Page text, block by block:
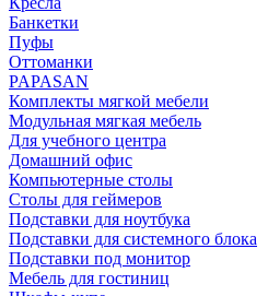
Банкетки
Пуфы
Оттоманки
PAPASAN
Комплекты мягкой мебели
Модульная мягкая мебель
Для учебного центра
Домашний офис
Компьютерные столы
Столы для геймеров
Подставки для ноутбука
Подставки для системного блока
Подставки под монитор
Мебель для гостиниц